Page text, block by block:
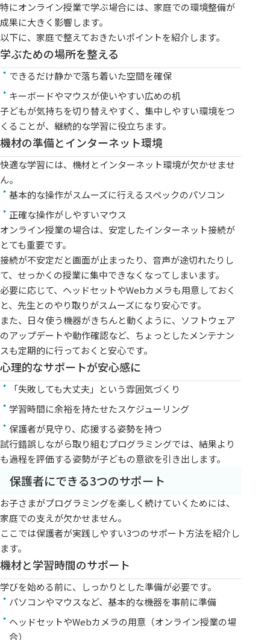
特にオンライン授業で学ぶ場合には、家庭での環境整備が
成果に大きく影響します。
以下に、家庭で整えておきたいポイントを紹介します。
学ぶための場所を整える
できるだけ静かで落ち着いた空間を確保
キーボードやマウスが使いやすい広めの机
子どもが気持ちを切り替えやすく、集中しやすい環境をつ
くることが、継続的な学習に役立ちます。
機材の準備とインターネット環境
快適な学習には、機材とインターネット環境が欠かせませ
ん。
基本的な操作がスムーズに行えるスペックのパソコン
正確な操作がしやすいマウス
オンライン授業の場合は、安定したインターネット接続が
とても重要です。
接続が不安定だと画面が止まったり、音声が途切れたりし
て、せっかくの授業に集中できなくなってしまいます。
必要に応じて、ヘッドセットやWebカメラも用意しておく
と、先生とのやり取りがスムーズになり安心です。
また、日々使う機器がきちんと動くように、ソフトウェア
のアップデートや動作確認など、ちょっとしたメンテナン
スも定期的に行っておくと安心です。
心理的なサポートが安心感に
「失敗しても大丈夫」という雰囲気づくり
学習時間に余裕を持たせたスケジューリング
保護者が見守り、応援する姿勢を持つ
試行錯誤しながら取り組むプログラミングでは、結果より
も過程を評価する姿勢が子どもの意欲を引き出します。
保護者にできる3つのサポート
お子さまがプログラミングを楽しく続けていくためには、
家庭での支えが欠かせません。
ここでは保護者が実践しやすい3つのサポート方法を紹介し
ます。
機材と学習時間のサポート
学びを始める前に、しっかりとした準備が必要です。
パソコンやマウスなど、基本的な機器を事前に準備
ヘッドセットやWebカメラの用意（オンライン授業の場
合）